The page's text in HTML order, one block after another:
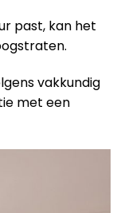
past, kan het
vakkundig
met een